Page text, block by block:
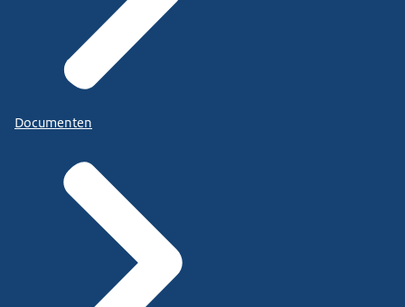
Documenten